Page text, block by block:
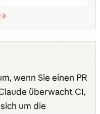
wenn Sie einen PR
überwacht CI,
um die